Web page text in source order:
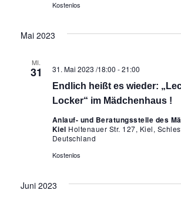
Kostenlos
Mai 2023
MI.
31
Endlich heißt es wieder:
Locker“ im Mädchenhaus !
31. Mai 2023 /18:00 -21:00
Anlauf- und Beratungsstelle des
Kiel Holtenauer Str. 127, Kiel,
Deutschland
Kostenlos
Juni 2023